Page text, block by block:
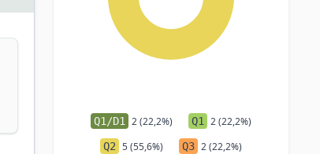
Q1/D1 2 (22,2%) Q1 2 (22,2%)
Q2 5 (55,6%) Q3 2 (22,2%)